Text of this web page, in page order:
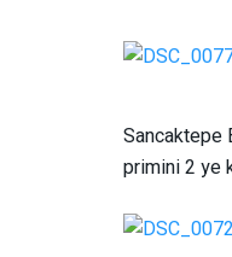
Sancaktepe
primini 2 ye